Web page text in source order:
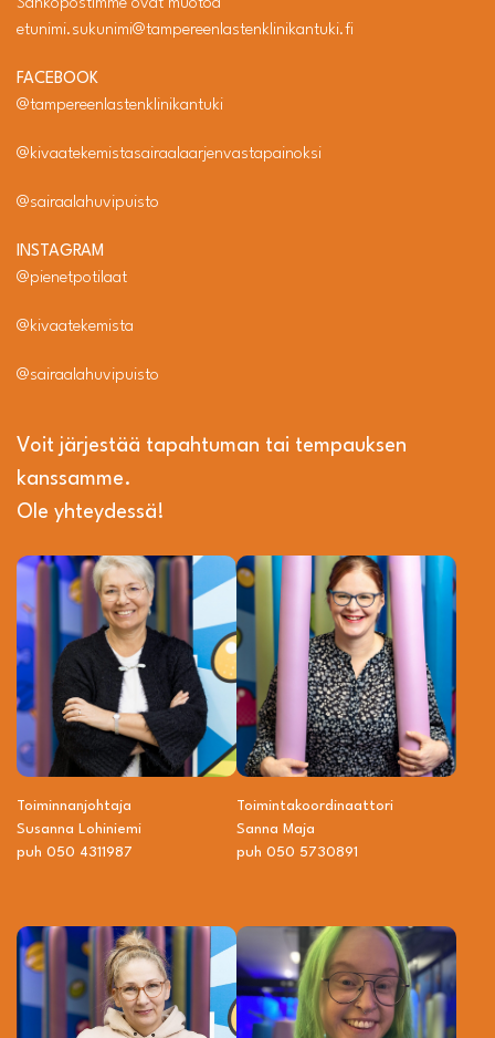
Sähköpostimme ovat muotoa
etunimi.sukunimi@tampereenlastenklinikantuki.fi
FACEBOOK
@tampereenlastenklinikantuki
@kivaatekemistasairaalaarjenvastapainoksi
@sairaalahuvipuisto
INSTAGRAM
@pienetpotilaat
@kivaatekemista
@sairaalahuvipuisto
Voit järjestää tapahtuman tai tempauksen
kanssamme.
Ole yhteydessä!
Toiminnanjohtaja
Susanna Lohiniemi
puh 050 4311987
Toiminta­­koordinaattori
Sanna Maja
puh 050 5730891